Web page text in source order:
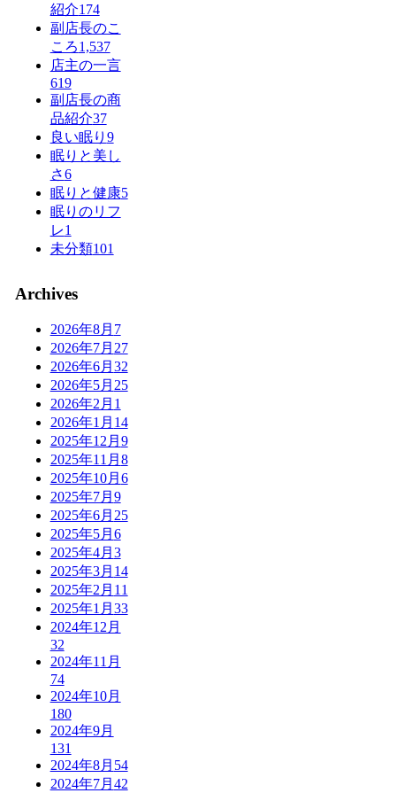
紹介174
副店長のこ
ころ1,537
店主の一言
619
副店長の商
品紹介37
良い眠り 9
眠りと美し
さ6
眠りと健康5
眠りのリフ
レ1
未分類101
Archives
2026年8月 7
2026年7月 27
2026年6月 32
2026年5月 25
2026年2月 1
2026年1月 14
2025年12月 9
2025年11月 8
2025年10月 6
2025年7月 9
2025年6月 25
2025年5月 6
2025年4月 3
2025年3月 14
2025年2月 11
2025年1月 33
2024年12月
32
2024年11月
74
2024年10月
180
2024年9月
131
2024年8月 54
2024年7月 42